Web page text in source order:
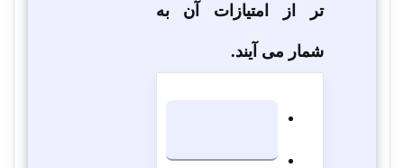
تر از امتیازات آن به
شمار می آیند.